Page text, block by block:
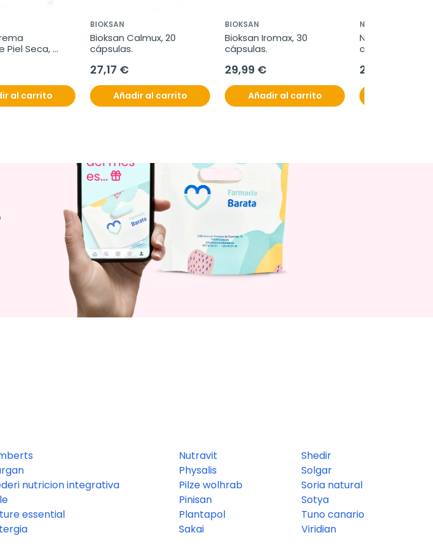
Piel Seca,
al carrito
BIOKSAN
Bioksan Calmux, 20
cápsulas.
27,17 €
Añadir al carrito
BIOKSAN
Bioksan Iromax, 30
cápsulas.
29,99 €
Añadir al carrito
NESTLÉ
NAN expert
confort 1 0-6
25,95 €
nutricion integrativa
essential
Nutravit
Physalis
Pilze wolhrab
Pinisan
Plantapol
Sakai
Shedir
Solgar
Soria natural
Sotya
Tuno canario
Viridian